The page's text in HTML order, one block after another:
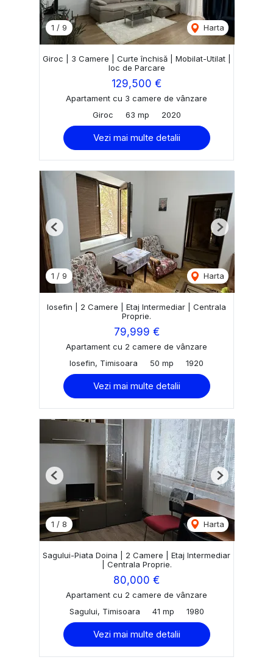
1 / 9 Harta
Giroc | 3 Camere | Curte închisă | Mobilat-Utilat |
loc de Parcare
129,500 €
Apartament cu 3 camere de vânzare
Giroc
63 mp 2020
Vezi mai multe detalii
1 / 9 Harta
Previous Next
Iosefin | 2 Camere | Etaj Intermediar | Centrala
Proprie.
79,999 €
Apartament cu 2 camere de vânzare
Iosefin, Timisoara
50 mp 1920
Vezi mai multe detalii
1 / 8 Harta
Previous Next
Sagului-Piata Doina | 2 Camere | Etaj Intermediar
| Centrala Proprie.
80,000 €
Apartament cu 2 camere de vânzare
Sagului, Timisoara
41 mp 1980
Vezi mai multe detalii